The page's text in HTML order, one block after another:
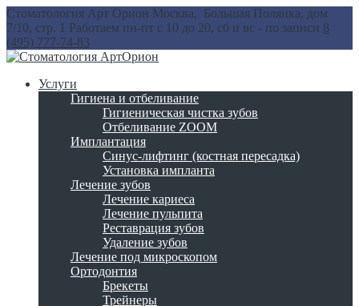
Стоматология Арт Орион Москва, Большая Полянка, дом
7/10, стр. 1 Работаем пн-пт с 10 до 20, сб и вс - по записи 8
(495) 777-74-83
Услуги
Гигиена и отбеливание
Гигиеническая чистка зубов
Отбеливание ZOOM
Имплантация
Синус-лифтинг (костная пересадка)
Установка импланта
Лечение зубов
Лечение кариеса
Лечение пульпита
Реставрация зубов
Удаление зубов
Лечение под микроскопом
Ортодонтия
Брекеты
Трейнеры